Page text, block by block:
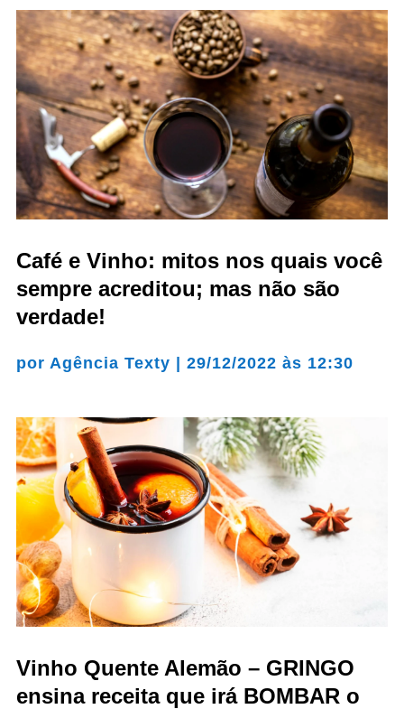
Café e Vinho: mitos nos quais você
sempre acreditou; mas não são
verdade!
por Agência Texty | 29/12/2022 às 12:30
Vinho Quente Alemão – GRINGO
ensina receita que irá BOMBAR o